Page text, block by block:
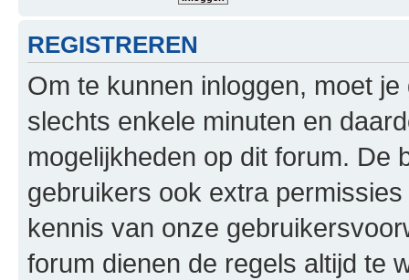
REGISTREREN
Om te kunnen inloggen, moet
slechts enkele minuten en
mogelijkheden op dit forum. De
gebruikers ook extra
kennis van onze
forum dienen de regels altijd te